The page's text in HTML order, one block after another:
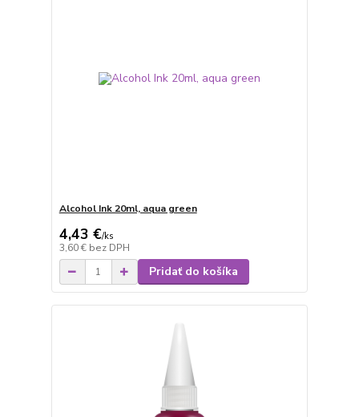
Alcohol Ink 20ml, aqua green
4,43 €/ks
3,60 € bez DPH
Pridať do košíka